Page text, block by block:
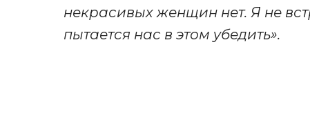
некрасивых женщин нет. Я не
пытается нас в этом убедить».